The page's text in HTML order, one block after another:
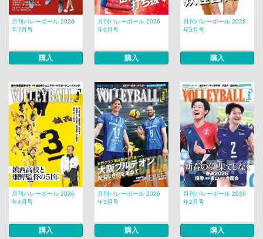
月刊バレーボール 2026
年7月号
購入
月刊バレーボール 2026
年6月号
購入
月刊バレーボール 2026
年5月号
購入
月刊バレーボール 2026
年4月号
購入
月刊バレーボール 2026
年3月号
購入
月刊バレーボール 2026
年2月号
購入